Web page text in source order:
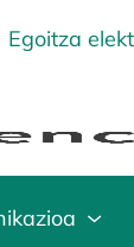
Egoitza